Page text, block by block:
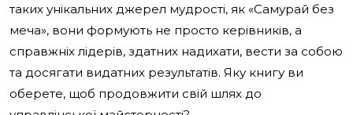
таких унікальних джерел мудрості, як «Самурай без
меча», вони формують не просто керівників, а
справжніх лідерів, здатних надихати, вести за собою
та досягати видатних результатів. Яку книгу ви
оберете, щоб продовжити свій шлях до